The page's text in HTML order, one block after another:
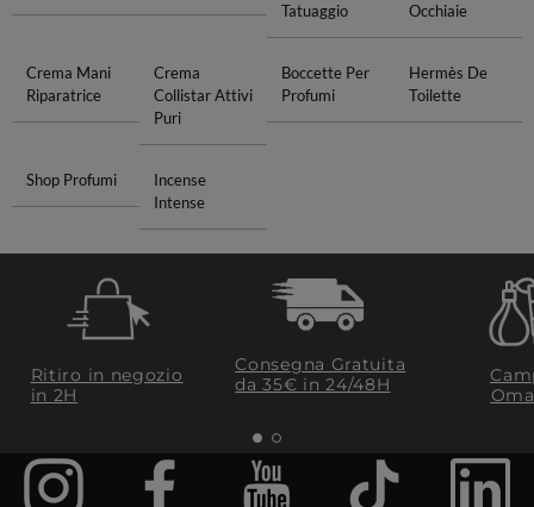
Tatuaggio
Occhiaie
Crema Mani
Riparatrice
Crema
Collistar Attivi
Puri
Boccette Per
Profumi
Hermès De
Toilette
Shop Profumi
Incense
Intense
Ritiro in negozio
in 2H
Consegna Gratuita
da 35€​ in 24/48H